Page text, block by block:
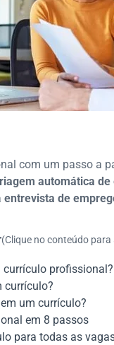
com um passo a
automática de
entrevista de
(Clique no conteúdo para
profissional?
currículo?
um currículo?
em 8 passos
para todas as